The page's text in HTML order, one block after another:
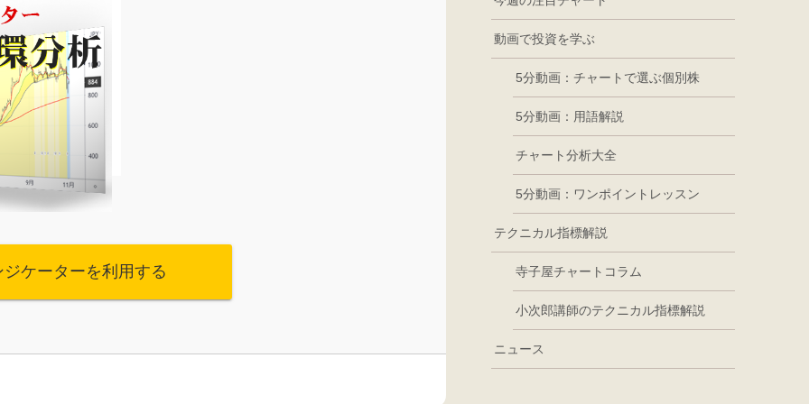
ケーターを利用する
動画で投資を学ぶ
5分動画：チャートで選ぶ個別株
5分動画：用語解説
チャート分析大全
5分動画：ワンポイントレッスン
テクニカル指標解説
寺子屋チャートコラム
小次郎講師のテクニカル指標解説
ニュース